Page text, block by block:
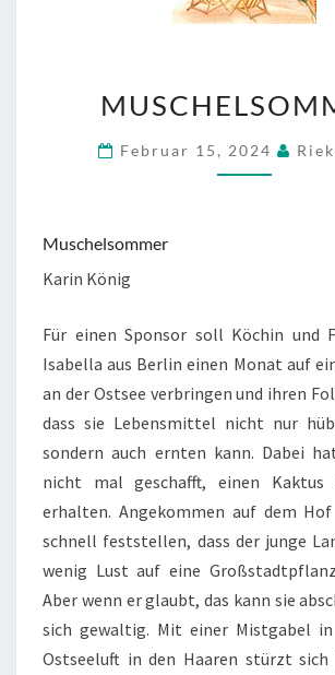
Februar 15, 2024
Muschelsommer
Karin König
Für einen Sponsor soll Köchin und
Isabella aus Berlin einen Monat auf
an der Ostsee verbringen und ihren
dass sie Lebensmittel nicht nur
sondern auch ernten kann. Dabei
nicht mal geschafft, einen Kaktus
erhalten. Angekommen auf dem
schnell feststellen, dass der junge
wenig Lust auf eine
Aber wenn er glaubt, das kann sie
sich gewaltig. Mit einer Mistgabel
Ostseeluft in den Haaren stürzt